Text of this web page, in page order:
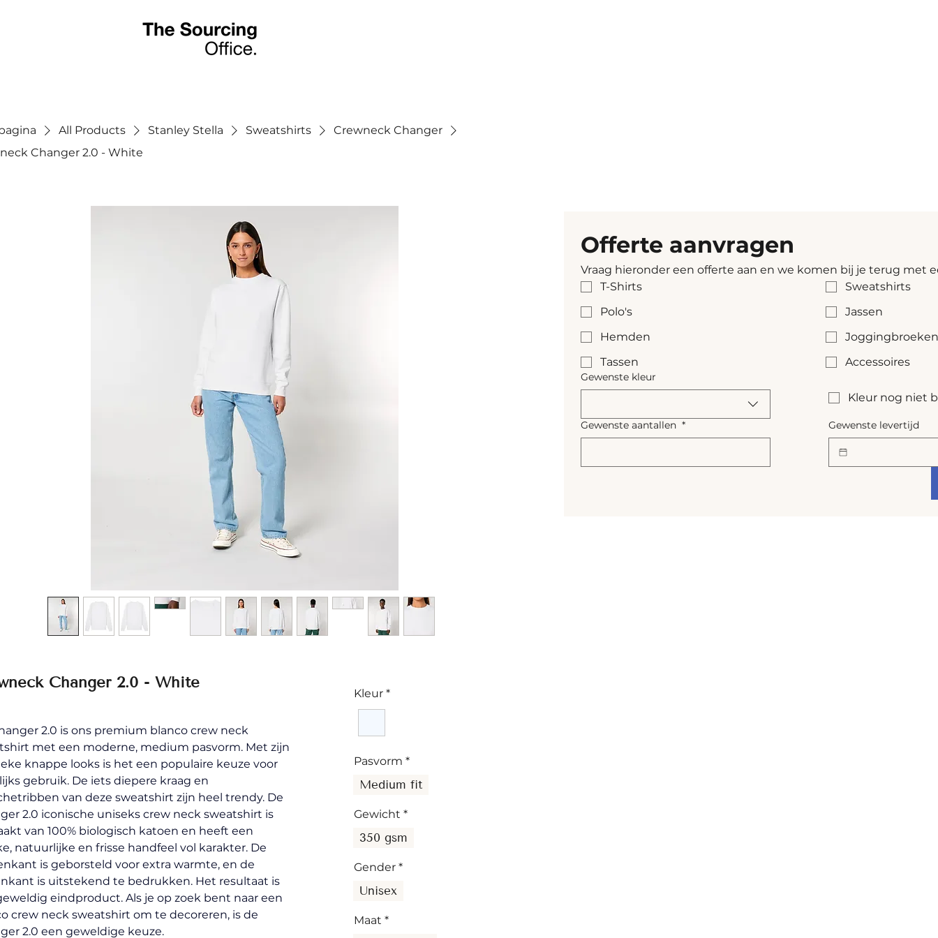
All Products Stanley Stella Sweatshirts
Crewneck Changer
Changer 2.0 - White
Changer 2.0 - White
2.0 is ons premium blanco crew neck
met een moderne, medium pasvorm. Met zijn
knappe looks is het een populaire keuze voor
gebruik. De iets diepere kraag en
van deze sweatshirt zijn heel trendy. De
2.0 iconische uniseks crew neck sweatshirt is
van 100% biologisch katoen en heeft een
natuurlijke en frisse handfeel vol karakter. De
is geborsteld voor extra warmte, en de
is uitstekend te bedrukken. Het resultaat is
eindproduct. Als je op zoek bent naar een
crew neck sweatshirt om te decoreren, is de
2.0 een geweldige keuze.
Kleur *
Pasvorm *
Medium fit
Gewicht *
350 gsm
Gender *
Unisex
Maat *
Offerte aanvragen
Vraag hieronder een offerte aan en we komen bij je terug met
T-Shirts
Sweatshirts
Polo's
Jassen
Hemden
Joggingbroeken
Tassen
Accessoires
Gewenste kleur
Kleur nog niet
Gewenste aantallen * Gewenste levertijd